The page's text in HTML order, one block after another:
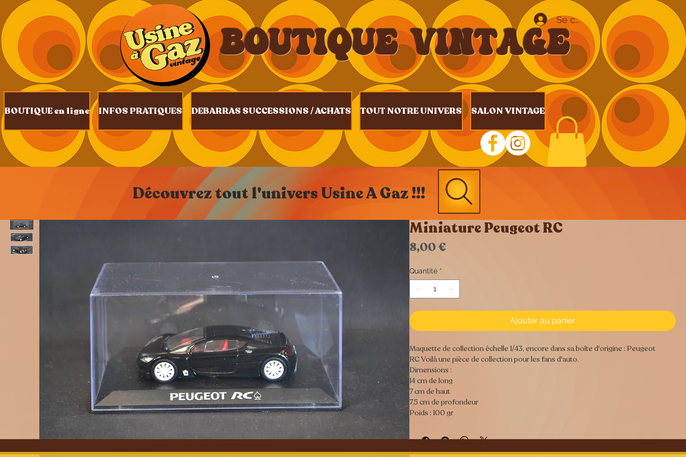
BOUTIQUE VINTAGE
Se connecter
BOUTIQUE en ligne INFOS PRATIQUES DEBARRAS SUCCESSIONS / ACHATS TOUT NOTRE UNIVERS SALON VINTAGE
Découvrez tout l'univers Usine A Gaz !!!
Miniature Peugeot RC
8,00 €
Quantité *
Ajouter au panier
Maquette de collection échelle 1/43, encore dans sa boîte d'origine : Peugeot
RC Voilà une pièce de collection pour les fans d'auto.
Dimensions :
14 cm de long
7 cm de haut
7,5 cm de profondeur
Poids : 100 gr
objets d’occasion plus ou moins récents, chiné partout en France et en Belgique. A